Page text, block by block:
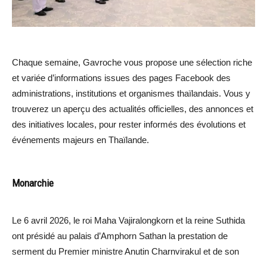
Chaque semaine, Gavroche vous propose une sélection riche
et variée d’informations issues des pages Facebook des
administrations, institutions et organismes thaïlandais. Vous y
trouverez un aperçu des actualités officielles, des annonces et
des initiatives locales, pour rester informés des évolutions et
événements majeurs en Thaïlande.
Monarchie
Le 6 avril 2026, le roi Maha Vajiralongkorn et la reine Suthida
ont présidé au palais d’Amphorn Sathan la prestation de
serment du Premier ministre Anutin Charnvirakul et de son